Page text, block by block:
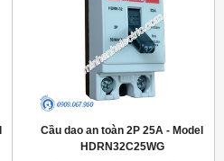
Cầu dao an toàn 2P 25A - Model
HDRN32C25WG